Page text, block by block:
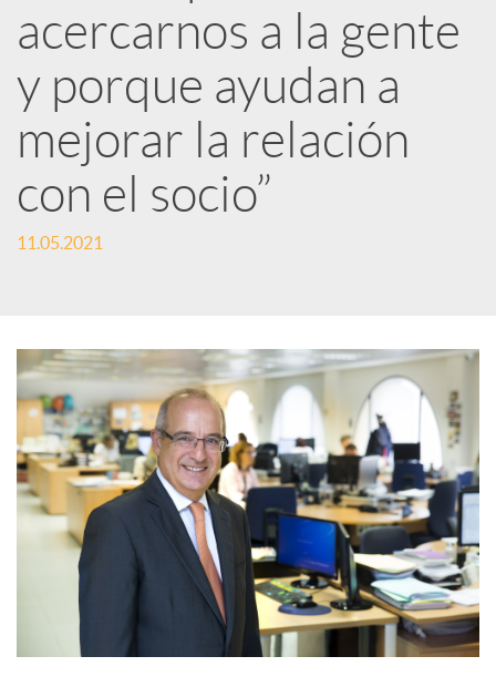
i
r
e
R
e
d
acercarnos a la gente
y porque ayudan a
mejorar la relación
con el socio”
11.05.2021